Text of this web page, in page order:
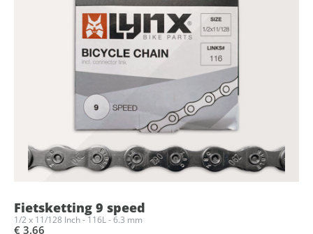
Fietsketting 9 speed
1/2 x 11/128 Inch - 116L - 6.3 mm
€ 3,66